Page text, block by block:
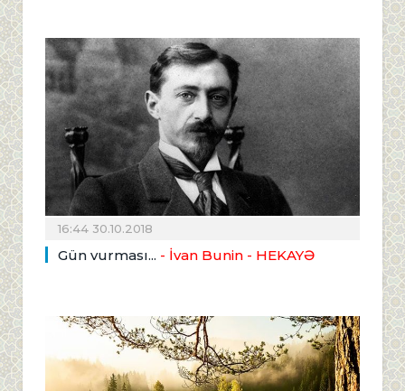
16:44 30.10.2018
Gün vurması... - İvan Bunin - HEKAYƏ